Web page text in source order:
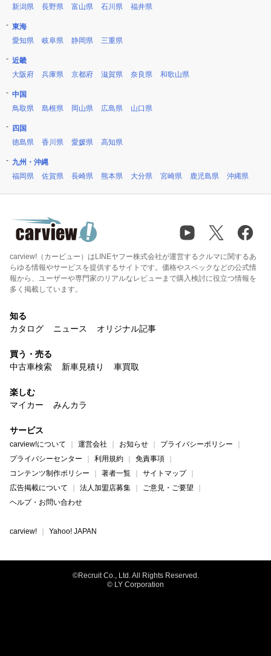
新潟県
長野県 富山県 石川県 福井県
東海
愛知県
岐阜県 静岡県 三重県
近畿
大阪府
兵庫県 京都府 滋賀県 奈良県 和歌山県
中国
鳥取県
島根県 岡山県 広島県 山口県
四国
徳島県
香川県 愛媛県 高知県
九州・沖縄
福岡県
佐賀県 長崎県 熊本県 大分県 宮崎県 鹿児島県 沖縄県
carview!（カービュー）はLINEヤフー株式会社が運営するクルマに関するあ
らゆる情報やサービスを提供するサイトです。価格やスペックなどの公式情
報から、ユーザーや専門家のリアルなレビューまで購入検討に役立つ情報を
多く掲載しています。
知る
カタログ
ニュース オリジナル記事
買う・売る
中古車検索
新車見積り 車買取
楽しむ
マイカー
みんカラ
サービス
carview!について 運営会社 お知らせ
プライバシーポリシー
プライバシーセンター
利用規約
免責事項
コンテンツ制作ポリシー
著者一覧
サイトマップ
広告掲載について
法人加盟店募集
ご意見・ご要望
ヘルプ・お問い合わせ
carview! Yahoo! JAPAN
©Recruit Co., Ltd. All Rights Reserved.
© LY Corporation